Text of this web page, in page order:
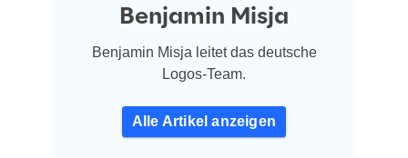
Benjamin Misja
Benjamin Misja leitet das deutsche
Logos-Team.
Alle Artikel anzeigen